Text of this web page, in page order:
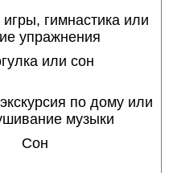
гимнастика или
упражнения
или сон
по дому или
музыки
Сон